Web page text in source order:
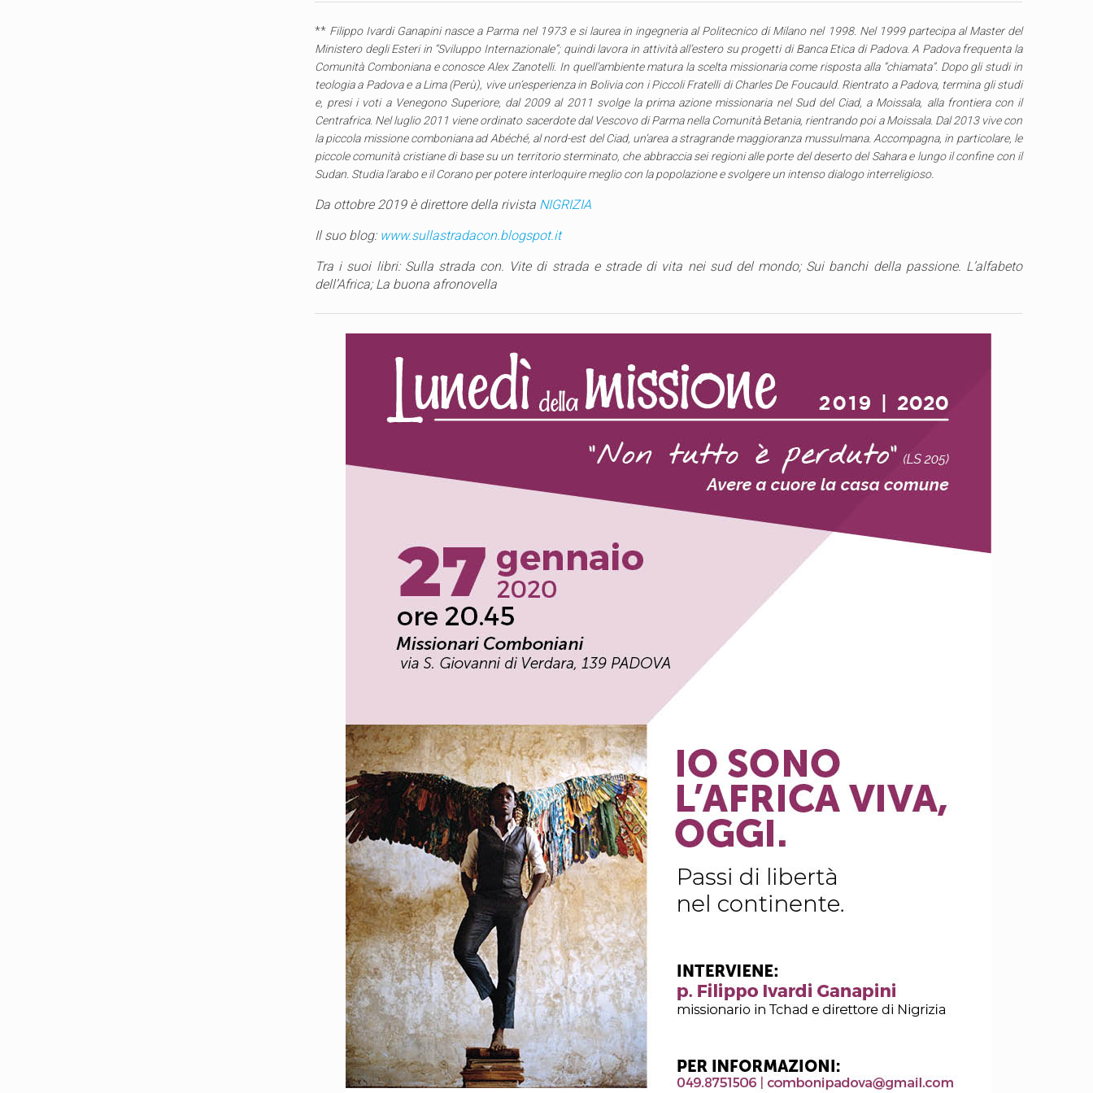
** Filippo Ivardi Ganapini nasce a Parma nel 1973 e si laurea in ingegneria al Politecnico di Milano nel 1998. Nel 1999 partecipa al Master del
Ministero degli Esteri in “Sviluppo Internazionale”; quindi lavora in attività all’estero su progetti di Banca Etica di Padova. A Padova frequenta la
Comunità Comboniana e conosce Alex Zanotelli. In quell’ambiente matura la scelta missionaria come risposta alla “chiamata”. Dopo gli studi in
teologia a Padova e a Lima (Perù), vive un’esperienza in Bolivia con i Piccoli Fratelli di Charles De Foucauld. Rientrato a Padova, termina gli studi
e, presi i voti a Venegono Superiore, dal 2009 al 2011 svolge la prima azione missionaria nel Sud del Ciad, a Moissala, alla frontiera con il
Centrafrica. Nel luglio 2011 viene ordinato sacerdote dal Vescovo di Parma nella Comunità Betania, rientrando poi a Moissala. Dal 2013 vive con
la piccola missione comboniana ad Abéché, al nord-est del Ciad, un’area a stragrande maggioranza mussulmana. Accompagna, in particolare, le
piccole comunità cristiane di base su un territorio sterminato, che abbraccia sei regioni alle porte del deserto del Sahara e lungo il confine con il
Sudan. Studia l’arabo e il Corano per potere interloquire meglio con la popolazione e svolgere un intenso dialogo interreligioso.
Da ottobre 2019 è direttore della rivista NIGRIZIA
Il suo blog: www.sullastradacon.blogspot.it
Tra i suoi libri: Sulla strada con. Vite di strada e strade di vita nei sud del mondo; Sui banchi della passione. L’alfabeto
dell’Africa; La buona afronovella